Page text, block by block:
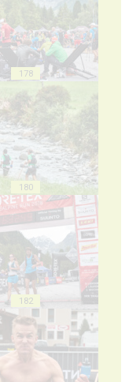
178
180
182